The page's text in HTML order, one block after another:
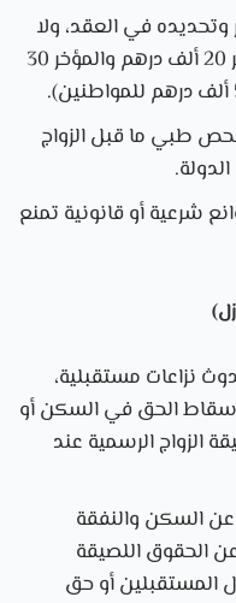
في العقد، ولا
يجوز قانوناً أن يتجاوز مقدم المهر 20 ألف درهم والمؤخر 30
طبي ما قبل الزواج
شرعية أو قانونية تمنع
نزاعات مستقبلية،
الحق في السكن أو
الزواج الرسمية عند
عن السكن والنفقة
عن الحقوق اللصيقة
المستقبلين أو حق